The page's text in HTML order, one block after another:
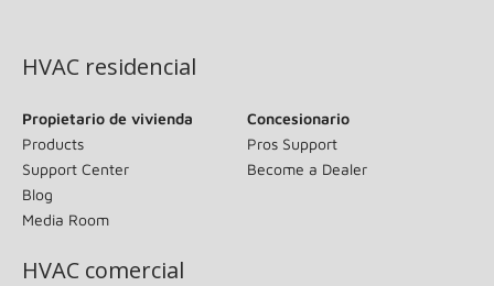
HVAC residencial
Propietario de vivienda
Products
Support Center
Blog
Media Room
Concesionario
Pros Support
Become a Dealer
HVAC comercial